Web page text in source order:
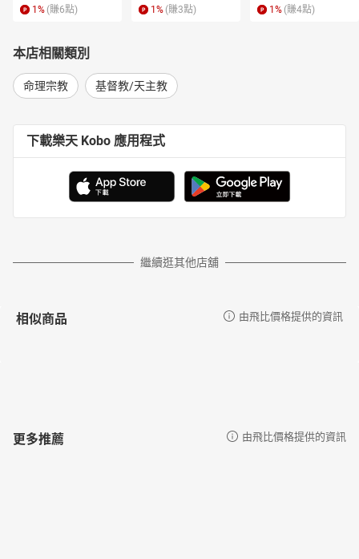
1 % (賺6點)
逗趣的文配圖情境
式講解，學習聖人
1 % (賺3點) 1 % (賺4點)
本店相關類別
命理宗教 基督教/天主教
下載樂天 Kobo 應用程式
繼續逛其他店舖
相似商品 由飛比價格提供的資訊
更多推薦 由飛比價格提供的資訊